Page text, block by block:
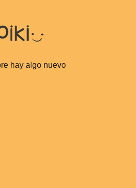
hay algo nuevo